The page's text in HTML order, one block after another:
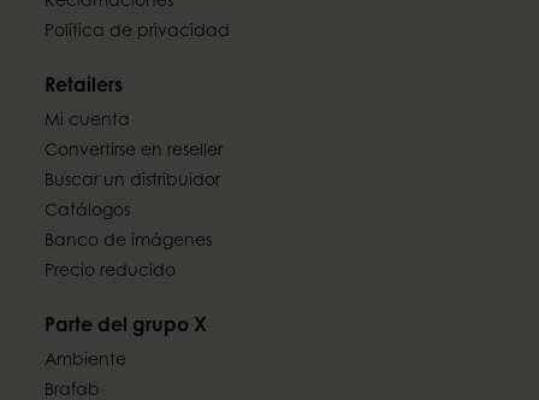
Política de privacidad
Retailers
Mi cuenta
Convertirse en reseller
Buscar un distribuidor
Catálogos
Banco de imágenes
Precio reducido
Parte del grupo X
Ambiente
Brafab